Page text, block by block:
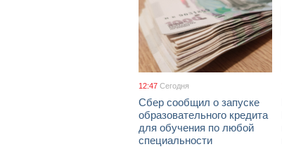
12:47 Сегодня
Сбер сообщил о запуске
образовательного кредита
для обучения по любой
специальности